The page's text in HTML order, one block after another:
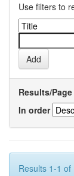
Use filters to
Results/Page
In order
Results 1-1